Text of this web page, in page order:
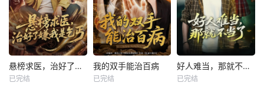
悬榜求医，治好了嫌我是乞丐
已完结
我的双手能治百病
已完结
好人难当，那就不当了
已完结